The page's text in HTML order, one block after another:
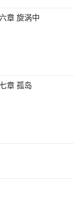
章 旋涡中
章 孤岛